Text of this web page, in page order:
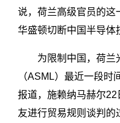
说，荷兰高级官员的这
华盛顿切断中国半导体
为限制中国，荷兰
（ASML）最近一段时
报道，施赖纳马赫尔
友进行贸易规则谈判的